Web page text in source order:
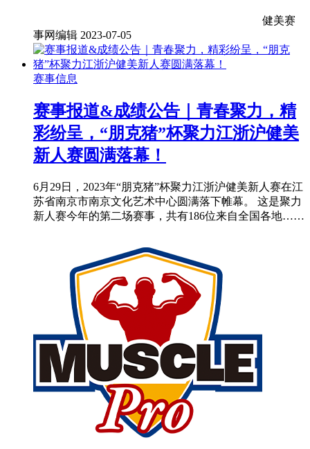
健美赛
事网编辑 2023-07-05
赛事信息
赛事报道&成绩公告｜青春聚力，精
彩纷呈，“朋克猪”杯聚力江浙沪健美
新人赛圆满落幕！
6月29日，2023年“朋克猪”杯聚力江浙沪健美新人赛在江
苏省南京市南京文化艺术中心圆满落下帷幕。 这是聚力
新人赛今年的第二场赛事，共有186位来自全国各地……